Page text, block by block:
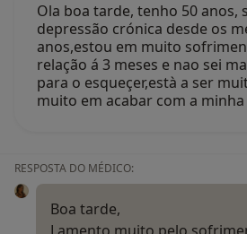
Ola boa tarde, tenho 50 anos,
depressão crónica desde os
anos,estou em muito
relação á 3 meses e nao sei
para o esqueçer,està a ser
muito em acabar com a minha
RESPOSTA DO MÉDICO:
Boa tarde,